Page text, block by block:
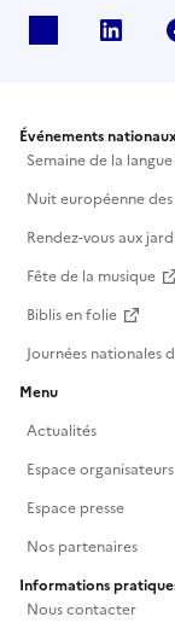
Événements
Semaine de la
Nuit européenne des
Rendez-vous aux
Fête de la musique
Biblis en folie
Journées nationales
Menu
Actualités
Espace organisateurs
Espace presse
Nos partenaires
Informations
Nous contacter